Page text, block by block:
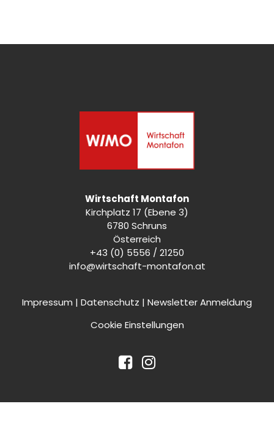
Wirtschaft Montafon
Kirchplatz 17 (Ebene 3)
6780 Schruns
Österreich
+43 (0) 5556 / 21250
info@wirtschaft-montafon.at
Impressum | Datenschutz | Newsletter Anmeldung
Cookie Einstellungen